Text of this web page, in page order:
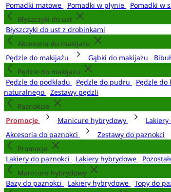
Pomadki matowe
Pomadki w płynie Pomadki w
Błyszczyki do ust
Błyszczyki do ust z drobinkami
Akcesoria do makijażu
Pędzle do makijażu
Gąbki do makijażu
Pędzle do makijażu
Pędzle do podkładu
Pędzle do pudru Pędzle do
naturalnego
Zestawy pędzli
Paznokcie
Promocje
Manicure hybrydowy
Akcesoria do paznokci
Zestawy do paznokci
Promocje
Lakiery do paznokci
Lakiery hybrydowe
Manicure hybrydowy
Bazy do paznokci
Lakiery hybrydowe Topy do